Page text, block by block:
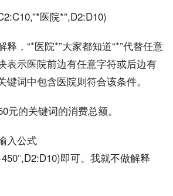
医院*”,D2:D10)
释，“*医院*”大家都知道“*”代替任意
表示医院前边有任意字符或后边有
词中包含医院则符合该条件。
元的关键词的消费总额。
入公式
即可。我就不做解释